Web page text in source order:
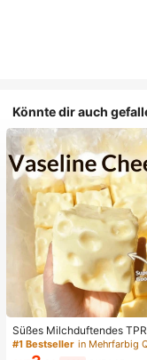
Könnte dir auch
Süßes Milchduftendes
s quetschbares Dumpling-
Stressabbau-Spielzeug,
#1 Bestseller